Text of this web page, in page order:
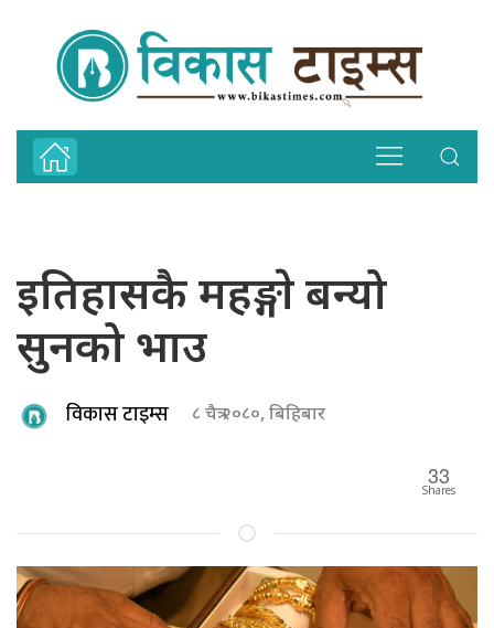
इतिहासकै महङ्गाे बन्यो
सुनको भाउ
विकास टाइम्स ८ चैत्र २०८०, बिहिबार
33
Shares